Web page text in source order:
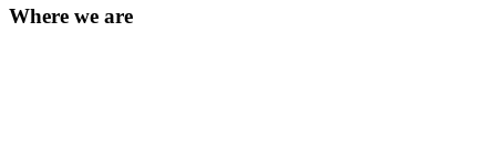
Where we are